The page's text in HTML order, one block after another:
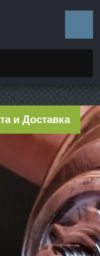
и Доставка